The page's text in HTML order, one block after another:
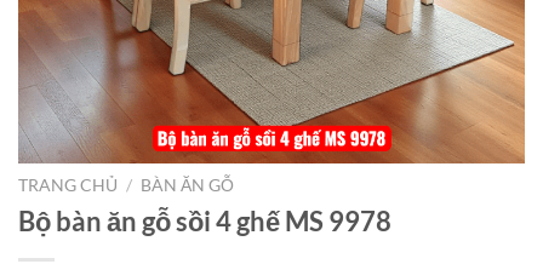
TRANG CHỦ / BÀN ĂN GỖ
Bộ bàn ăn gỗ sồi 4 ghế MS 9978